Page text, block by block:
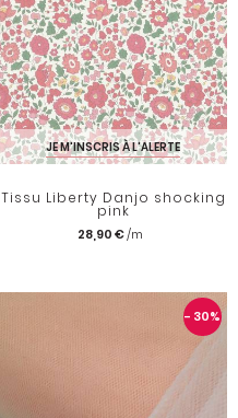
JE M'INSCRIS À L'ALERTE
Tissu Liberty Danjo shocking
pink
28,90 €
- 30%